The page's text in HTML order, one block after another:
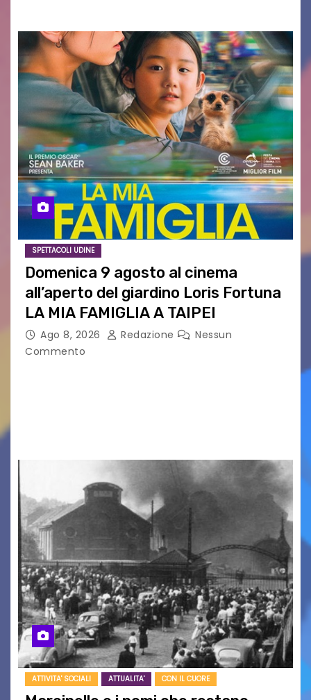
SPETTACOLI UDINE
Domenica 9 agosto al cinema
all’aperto del giardino Loris Fortuna
LA MIA FAMIGLIA A TAIPEI
Ago 8, 2026 Redazione
Nessun
Commento
ATTIVITA' SOCIALI ATTUALITA' CON IL CUORE